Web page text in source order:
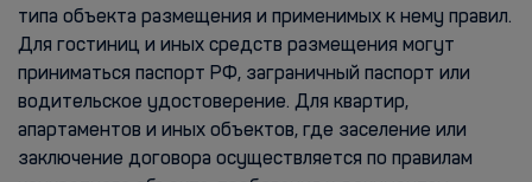
типа объекта размещения и применимых к нему правил.
Для гостиниц и иных средств размещения могут
приниматься паспорт РФ, заграничный паспорт или
водительское удостоверение. Для квартир,
апартаментов и иных объектов, где заселение или
заключение договора осуществляется по правилам